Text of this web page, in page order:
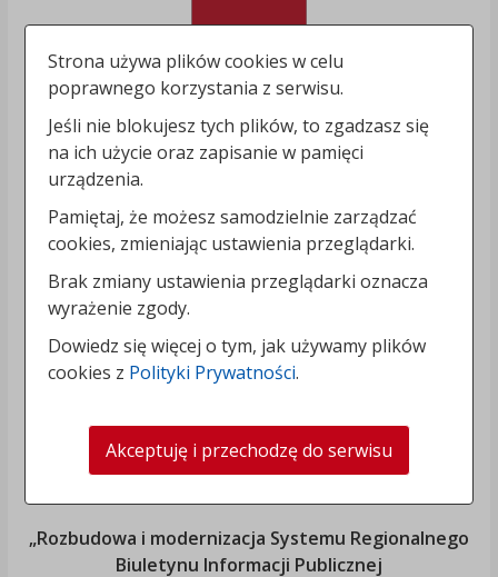
„Rozbudowa i modernizacja Systemu Regionalnego
Biuletynu Informacji Publicznej
Strona używa plików cookies w celu
poprawnego korzystania z serwisu.
Jeśli nie blokujesz tych plików, to zgadzasz się
na ich użycie oraz zapisanie w pamięci
urządzenia.
Pamiętaj, że możesz samodzielnie zarządzać
cookies, zmieniając ustawienia przeglądarki.
Brak zmiany ustawienia przeglądarki oznacza
wyrażenie zgody.
Dowiedz się więcej o tym, jak używamy plików
cookies z Polityki Prywatności.
Akceptuję i przechodzę do serwisu